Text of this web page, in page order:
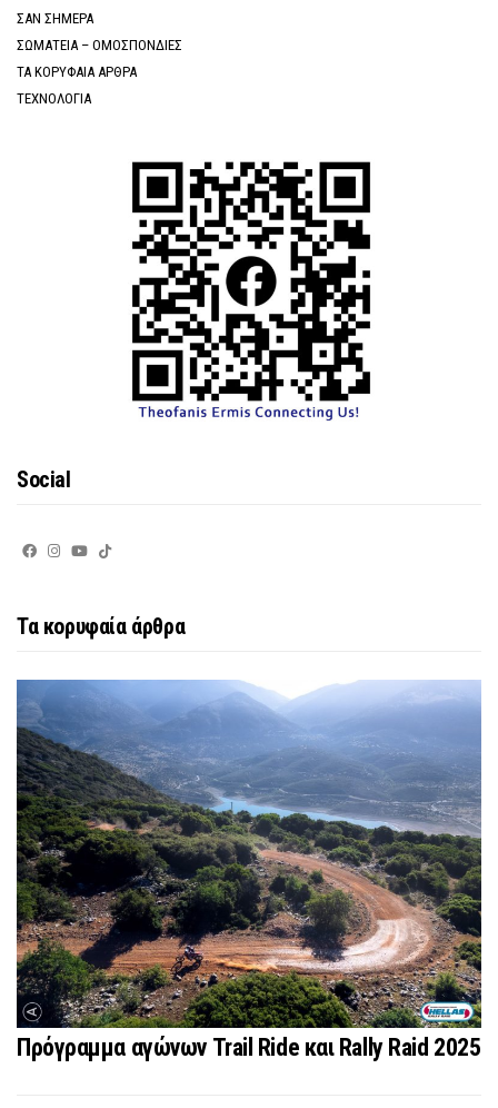
ΣΑΝ ΣΗΜΕΡΑ
ΣΩΜΑΤΕΙΑ – ΟΜΟΣΠΟΝΔΙΕΣ
ΤΑ ΚΟΡΥΦΑΙΑ ΑΡΘΡΑ
ΤΕΧΝΟΛΟΓΙΑ
Social
Τα κορυφαία άρθρα
Πρόγραμμα αγώνων Trail Ride και Rally Raid 2025